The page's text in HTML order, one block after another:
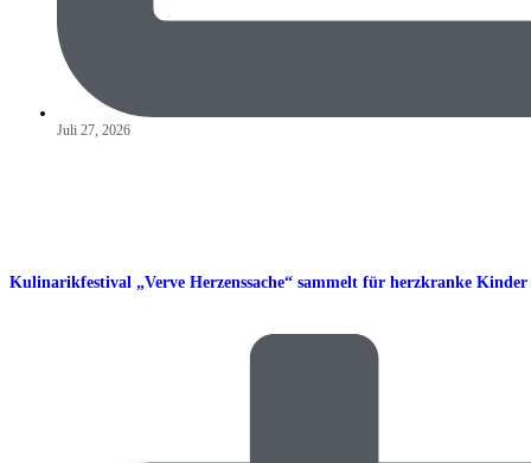
Juli 27, 2026
Kulinarikfestival „Verve Herzenssache“ sammelt für herzkranke Kinder